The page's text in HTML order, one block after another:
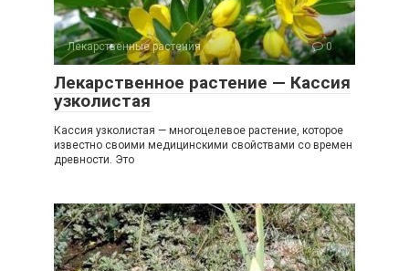
Лекарственные растения 0
Лекарственное растение — Кассия
узколистая
Кассия узколистая — многоцелевое растение, которое
известно своими медицинскими свойствами со времен
древности. Это